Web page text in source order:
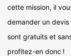
cette mission, il
demander un
sont gratuits et
profitez-en donc !